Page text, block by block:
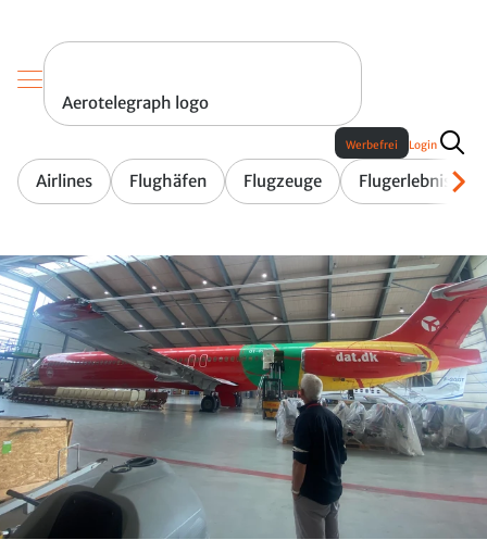
Aerotelegraph logo
Airlines Flughäfen Flugzeuge Flugerlebnis
Werbefrei Login